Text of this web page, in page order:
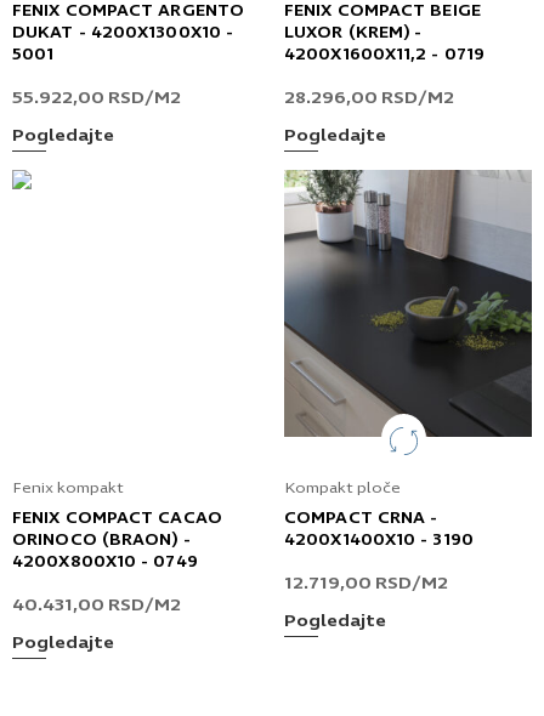
FENIX COMPACT ARGENTO
DUKAT - 4200X1300X10 -
5001
55.922,00 RSD/M2
Pogledajte
FENIX COMPACT BEIGE
LUXOR (KREM) -
4200X1600X11,2 - 0719
28.296,00 RSD/M2
Pogledajte
Fenix kompakt
FENIX COMPACT CACAO
ORINOCO (BRAON) -
4200X800X10 - 0749
40.431,00 RSD/M2
Pogledajte
Kompakt ploče
COMPACT CRNA -
4200X1400X10 - 3190
12.719,00 RSD/M2
Pogledajte